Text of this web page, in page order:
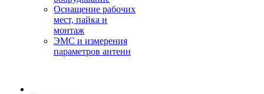
Оснащение рабочих
мест, пайка и
монтаж
ЭМС и измерения
параметров антенн